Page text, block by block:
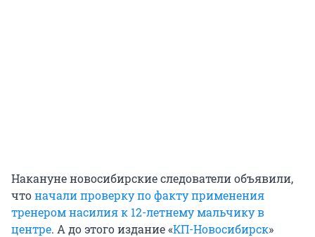
Накануне новосибирские следователи объявили,
чтоначали проверку по факту применения
тренером насилия к 12-летнему мальчику в
центре. А до этого издание «КП-Новосибирск»